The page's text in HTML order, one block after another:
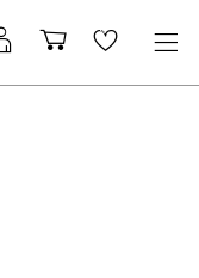
Connexion
MyMINI
PanierWishlist